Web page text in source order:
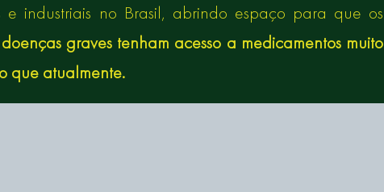
e industriais no Brasil, abrindo espaço para que os
graves tenham acesso a medicamentos muito
que atualmente.